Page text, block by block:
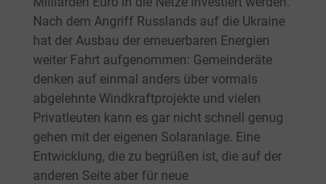
Nach dem Angriff Russlands auf die Ukraine
hat der Ausbau der erneuerbaren Energien
weiter Fahrt aufgenommen: Gemeinderäte
denken auf einmal anders über vormals
abgelehnte Windkraftprojekte und vielen
Privatleuten kann es gar nicht schnell genug
gehen mit der eigenen Solaranlage. Eine
Entwicklung, die zu begrüßen ist, die auf der
anderen Seite aber für neue